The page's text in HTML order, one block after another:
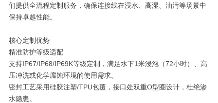
们提供全流程定制服务，确保连接线在浸水、高湿、油污等场景中
保持卓越性能。
核心定制优势
精准防护等级适配
支持IP67/IP68/IP69K等级定制，满足水下1米浸泡（72小时）、高
压冲洗或化学腐蚀环境的使用需求。
密封工艺采用硅胶注塑/TPU包覆，接口处双重O型圈设计，杜绝渗
水隐患。